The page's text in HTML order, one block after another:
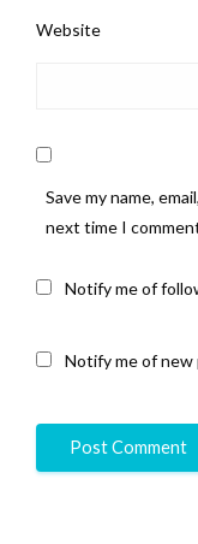
Website
Save my name,
next time I
Notify me of
Notify me of new